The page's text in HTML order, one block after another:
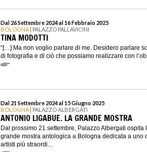
Dal 26 Settembre 2024 al 16 Febbraio 2025
BOLOGNA | PALAZZO PALLAVICINI
TINA MODOTTI
“[…] Ma non voglio parlare di me. Desidero parlare
di fotograﬁa e di ciò che possiamo realizzare con
Dal 21 Settembre 2024 al 15 Giugno 2025
BOLOGNA | PALAZZO ALBERGATI
ANTONIO LIGABUE. LA GRANDE MOSTRA
Dal prossimo 21 settembre, Palazzo Albergati ospita
grande mostra antologica a Bologna dedicata a uno
artisti più straordi...